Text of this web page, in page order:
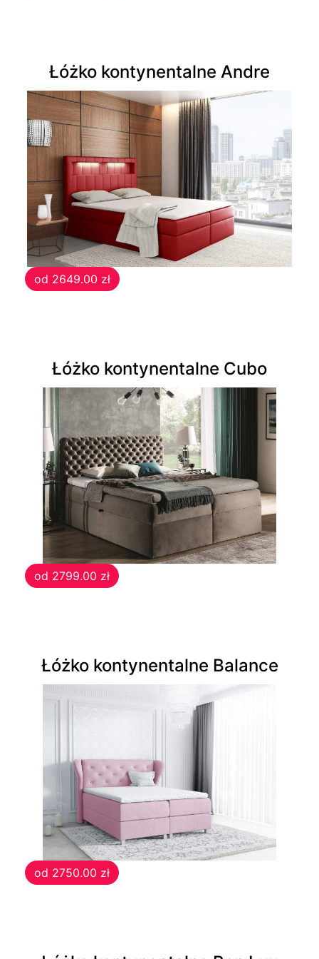
Łóżka
kontynentalne
Łóżka
drewniane
Szafy
Szafy
przesuwne
Ławki
tapicerowane
Sofy
Sofy
skandynawskie
Biurka
Komody
Komody
Półki
Łóżko kontynentalne Andre
od 2649.00 zł
Łóżko kontynentalne Cubo
od 2799.00 zł
Łóżko kontynentalne Balance
od 2750.00 zł